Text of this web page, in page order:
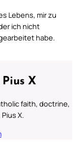
Lebens, mir zu
ich nicht
habe.
X
faith, doctrine,
X.